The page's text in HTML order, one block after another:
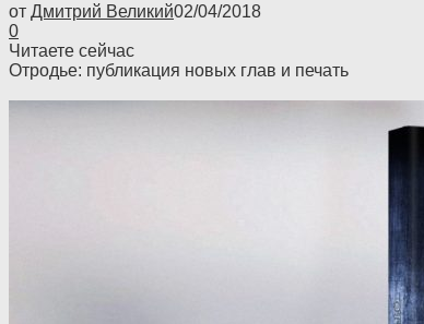
от Дмитрий Великий02/04/2018
0
Читаете сейчас
Отродье: публикация новых глав и печать